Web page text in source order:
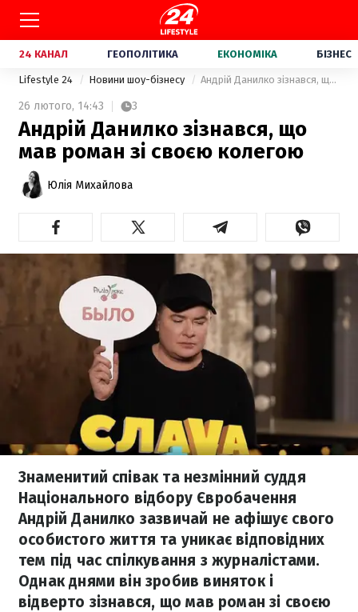
24 КАНАЛ ГЕОПОЛІТИКА ЕКОНОМІКА БІЗНЕС
Lifestyle 24 Новини шоу-бізнесу Андрій Данилко зізнався, що мав роман зі своєю колегою
26 лютого, 14:43 3
Андрій Данилко зізнався, що
мав роман зі своєю колегою
Юлія Михайлова
Знаменитий співак та незмінний суддя
Національного відбору Євробачення
Андрій Данилко зазвичай не афішує свого
особистого життя та уникає відповідних
тем під час спілкування з журналістами.
Однак днями він зробив виняток і
відверто зізнався, що мав роман зі своєю